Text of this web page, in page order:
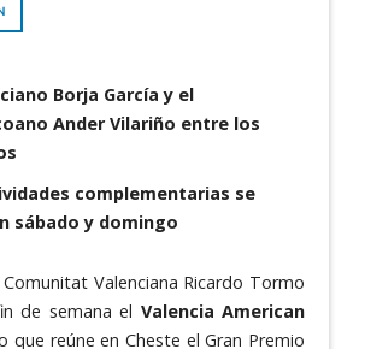
Borja García y el
Ander Vilariño entre los
complementarias se
sábado y domingo
Comunitat Valenciana Ricardo Tormo
de semana el Valencia American
que reúne en Cheste el Gran Premio